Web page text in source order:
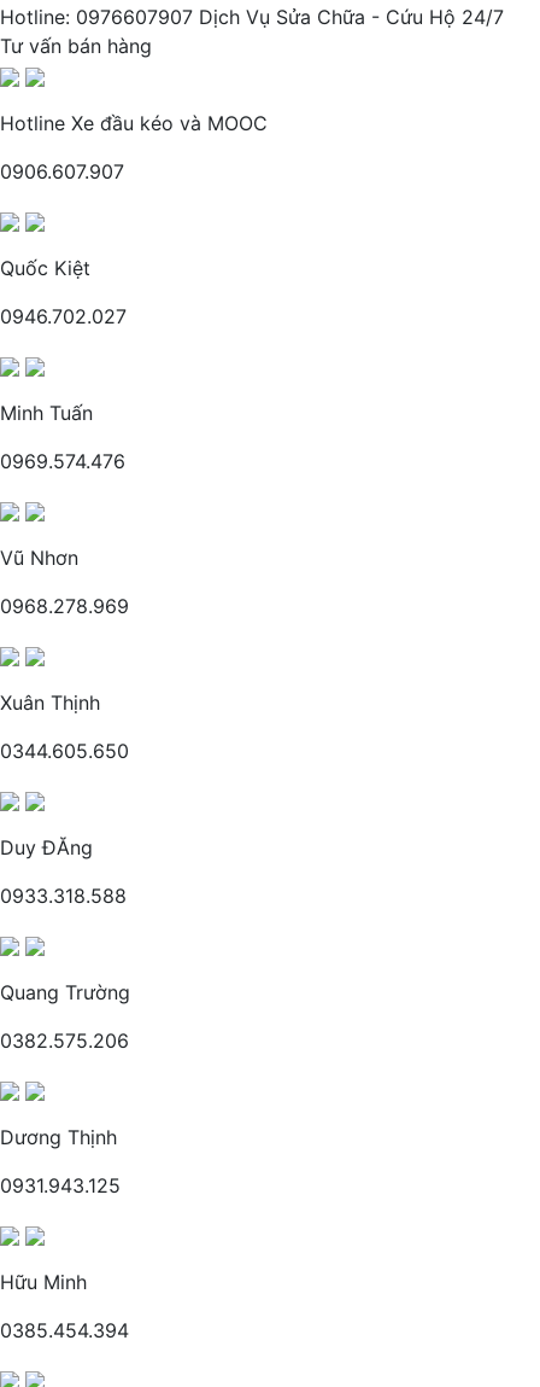
Hotline: 0976607907 Dịch Vụ Sửa Chữa - Cứu Hộ 24/7
Tư vấn bán hàng
Hotline Xe đầu kéo và MOOC
0906.607.907
Quốc Kiệt
0946.702.027
Minh Tuấn
0969.574.476
Vũ Nhơn
0968.278.969
Xuân Thịnh
0344.605.650
Duy ĐĂng
0933.318.588
Quang Trường
0382.575.206
Dương Thịnh
0931.943.125
Hữu Minh
0385.454.394